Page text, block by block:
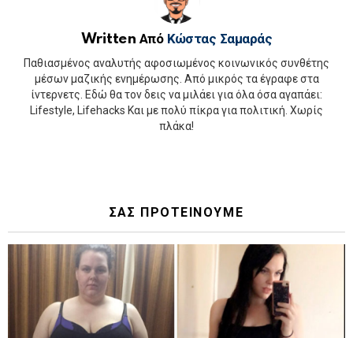
Written Από Κώστας Σαμαράς
Παθιασμένος αναλυτής αφοσιωμένος κοινωνικός συνθέτης
μέσων μαζικής ενημέρωσης. Από μικρός τα έγραφε στα
ίντερνετς. Εδώ θα τον δεις να μιλάει για όλα όσα αγαπάει:
Lifestyle, Lifehacks Και με πολύ πίκρα για πολιτική. Χωρίς
πλάκα!
ΣΑΣ ΠΡΟΤΕΙΝΟΥΜΕ